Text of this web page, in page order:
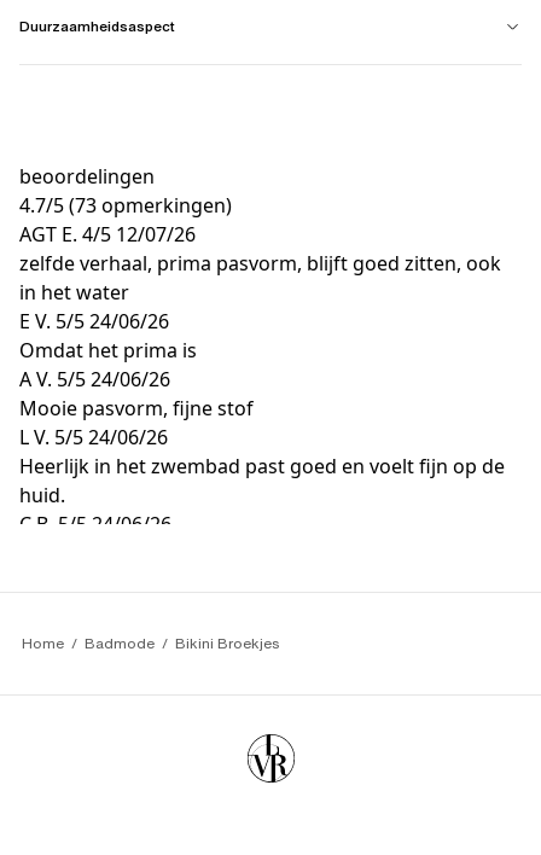
Duurzaamheidsaspect
beoordelingen
4.7/5(73 opmerkingen)
AGT E. 4/5 12/07/26
zelfde verhaal, prima pasvorm, blijft goed zitten, ook
in het water
E V. 5/524/06/26
Omdat het prima is
A V. 5/524/06/26
Mooie pasvorm, fijne stof
L V. 5/524/06/26
Heerlijk in het zwembad past goed en voelt fijn op de
huid.
C B. 5/5 24/06/26
Home Badmode Bikini Broekjes